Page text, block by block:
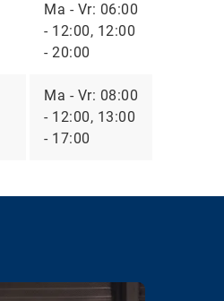
Ma - Vr: 06:00
- 12:00, 12:00
- 20:00
Ma - Vr: 08:00
- 12:00, 13:00
- 17:00